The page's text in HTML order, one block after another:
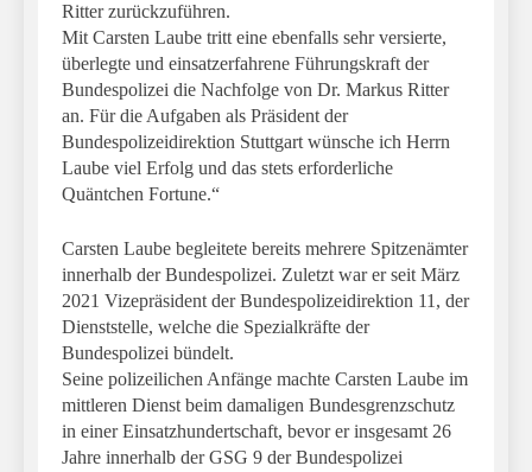
Ritter zurückzuführen.
Mit Carsten Laube tritt eine ebenfalls sehr versierte,
überlegte und einsatzerfahrene Führungskraft der
Bundespolizei die Nachfolge von Dr. Markus Ritter
an. Für die Aufgaben als Präsident der
Bundespolizeidirektion Stuttgart wünsche ich Herrn
Laube viel Erfolg und das stets erforderliche
Quäntchen Fortune.“
Carsten Laube begleitete bereits mehrere Spitzenämter
innerhalb der Bundespolizei. Zuletzt war er seit März
2021 Vizepräsident der Bundespolizeidirektion 11, der
Dienststelle, welche die Spezialkräfte der
Bundespolizei bündelt.
Seine polizeilichen Anfänge machte Carsten Laube im
mittleren Dienst beim damaligen Bundesgrenzschutz
in einer Einsatzhundertschaft, bevor er insgesamt 26
Jahre innerhalb der GSG 9 der Bundespolizei